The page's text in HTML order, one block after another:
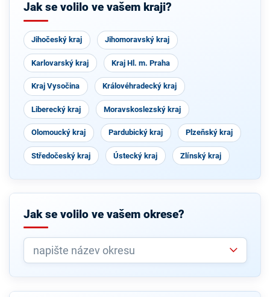
Jak se volilo ve vašem kraji?
Jihočeský kraj Jihomoravský kraj
Karlovarský kraj Kraj Hl. m. Praha
Kraj Vysočina Královéhradecký kraj
Liberecký kraj Moravskoslezský kraj
Olomoucký kraj Pardubický kraj Plzeňský kraj
Středočeský kraj Ústecký kraj Zlínský kraj
Jak se volilo ve vašem okrese?